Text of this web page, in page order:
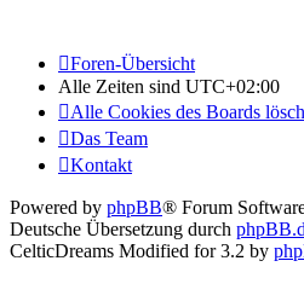
Foren-Übersicht
Alle Zeiten sind UTC+02:00
Alle Cookies des Boards
Das Team
Kontakt
Powered by phpBB® Forum
Deutsche Übersetzung durch
CelticDreams Modified for 3.2 by